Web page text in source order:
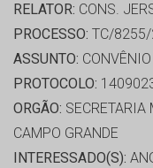
RELATOR: CONS.
PROCESSO: TC/
ASSUNTO:
PROTOCOLO:
ORGÃO: SECRETARIA
CAMPO GRANDE
INTERESSADO(S):